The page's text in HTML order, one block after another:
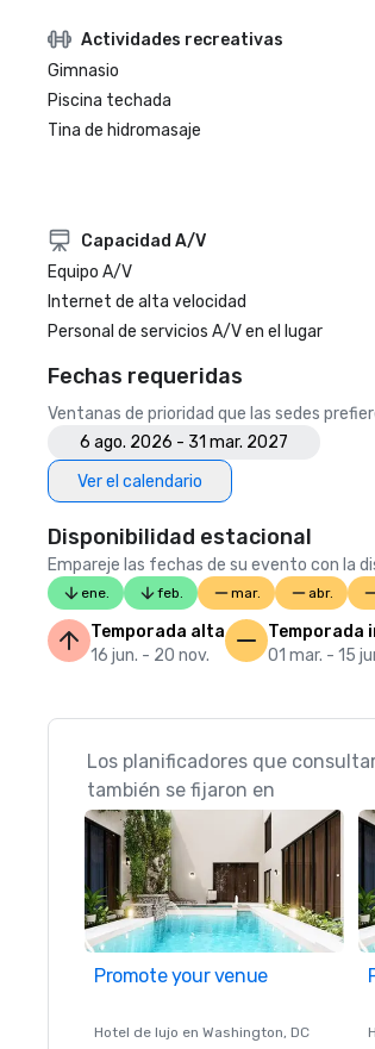
Actividades recreativas
Gimnasio
Piscina techada
Tina de hidromasaje
Capacidad A/V
Equipo A/V
Internet de alta velocidad
Personal de servicios A/V en el lugar
Fechas requeridas
Ventanas de prioridad que las sedes
6 ago. 2026 - 31 mar. 2027
Ver el calendario
Disponibilidad estacional
Empareje las fechas de su evento con la
ene. feb. mar. abr.
Temporada alta
16 jun. - 20 nov.
Temporada
01 mar. - 15
Los planificadores que
también se fijaron en
Promote your venue
Hotel de lujo en Washington, DC